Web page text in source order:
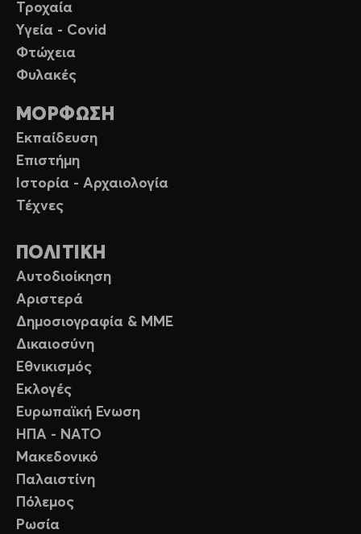
Τροχαία
Υγεία - Covid
Φτώχεια
Φυλακές
ΜΟΡΦΩΣΗ
Εκπαίδευση
Επιστήμη
Ιστορία - Αρχαιολογία
Τέχνες
ΠΟΛΙΤΙΚΗ
Αυτοδιοίκηση
Αριστερά
Δημοσιογραφία & ΜΜΕ
Δικαιοσύνη
Εθνικισμός
Εκλογές
Ευρωπαϊκή Ενωση
ΗΠΑ - ΝΑΤΟ
Μακεδονικό
Παλαιστίνη
Πόλεμος
Ρωσία